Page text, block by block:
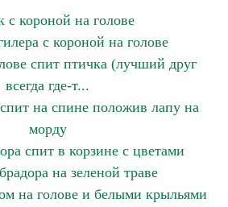
короной на голове
с короной на голове
спит птичка (лучший друг
всегда где-т...
на спине положив лапу на
морду
спит в корзине с цветами
на зеленой траве
на голове и белыми крыльями